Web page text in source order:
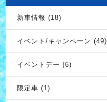
新車情報 (18)
イベント/キャンペーン (49)
イベントデー (6)
限定車 (1)